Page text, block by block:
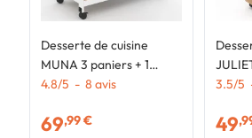
Desserte de cuisine
MUNA 3 paniers + 1
plateau amovible blanc
4.8/5 - 8 avis
69,99 €
tiroir
3.5/5
49